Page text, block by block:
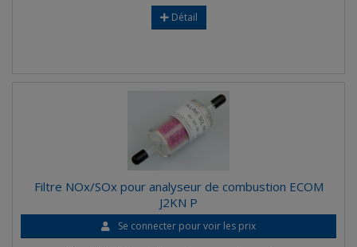
Détail
Filtre NOx/SOx pour analyseur de combustion ECOM
J2KN P
Se connecter pour voir les prix